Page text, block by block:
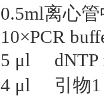
0.5ml离心
5 μl
4 μl 引